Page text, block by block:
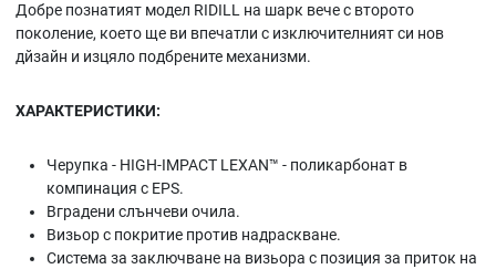
Добре познатият модел RIDILL на шарк вече с второто
поколение, което ще ви впечатли с изключителният си нов
дйзайн и изцяло подбрените механизми.
ХАРАКТЕРИСТИКИ:
Черупка - HIGH-IMPACT LEXAN™ - поликарбонат в
компинация с EPS.
Вградени слънчеви очила.
Визьор с покритие против надраскване.
Система за заключване на визьора с позиция за приток на